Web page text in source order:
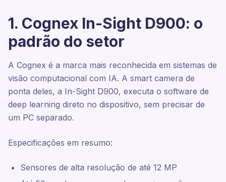
1. Cognex In-Sight D900: o
padrão do setor
A Cognex é a marca mais reconhecida em sistemas de
visão computacional com IA. A smart camera de
ponta deles, a In-Sight D900, executa o software de
deep learning direto no dispositivo, sem precisar de
um PC separado.
Especificações em resumo:
Sensores de alta resolução de até 12 MP